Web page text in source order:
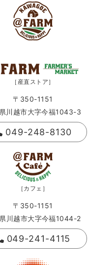
［産直ストア］
〒350-1151
川越市大字今福1043-3
049-248-8130
［カフェ］
〒350-1151
川越市大字今福1044-2
049-241-4115